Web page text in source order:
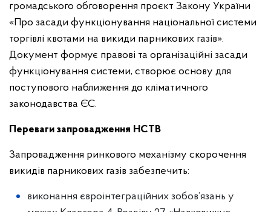
громадського обговорення проєкт Закону України
«Про засади функціонування національної системи
торгівлі квотами на викиди парникових газів».
Документ формує правові та організаційні засади
функціонування системи, створює основу для
поступового наближення до кліматичного
законодавства ЄС.
Переваги запровадження НСТВ
Запровадження ринкового механізму скорочення
викидів парникових газів забезпечить:
виконання євроінтеграційних зобов’язань у